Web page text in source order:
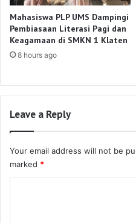
Mahasiswa PLP UMS Dampingi
Pembiasaan Literasi Pagi dan
Keagamaan di SMKN 1 Klaten
8 hours ago
Leave a Reply
Your email address will not be
marked *